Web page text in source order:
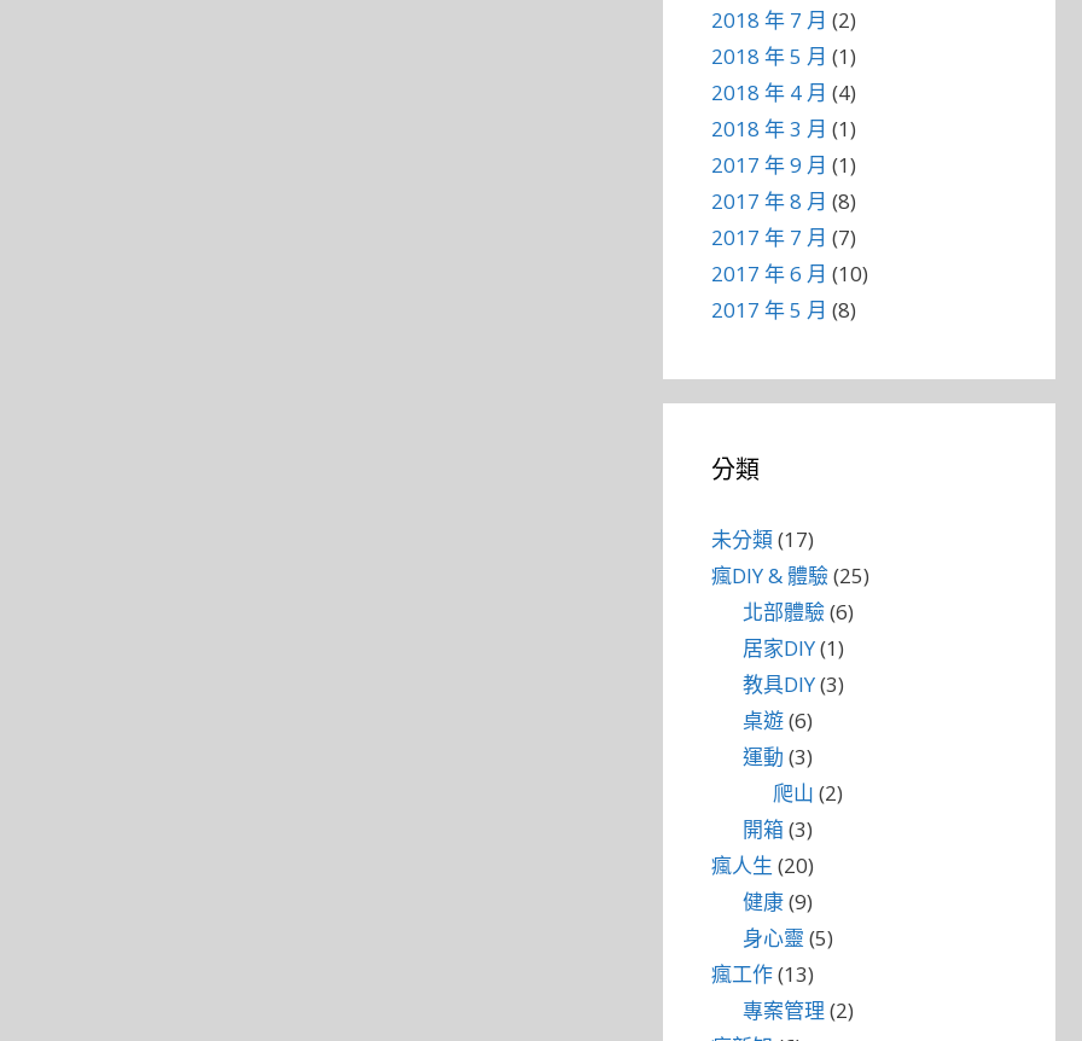
2018 年 7 月 (2)
2018 年 5 月 (1)
2018 年 4 月 (4)
2018 年 3 月 (1)
2017 年 9 月 (1)
2017 年 8 月 (8)
2017 年 7 月 (7)
2017 年 6 月 (10)
2017 年 5 月 (8)
分類
未分類(17)
瘋DIY & 體驗(25)
北部體驗(6)
居家DIY(1)
教具DIY(3)
桌遊(6)
運動 (3)
爬山 (2)
開箱(3)
瘋人生 (20)
健康(9)
身心靈 (5)
瘋工作(13)
專案管理 (2)